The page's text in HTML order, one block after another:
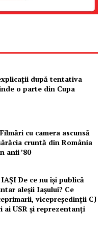
după tentativa
o parte din Cupa
cu camera ascunsă
cruntă din România
anii ’80
De ce nu își publică
aleșii Iașului? Ce
vicepreședinții CJ
ai USR și reprezentanți